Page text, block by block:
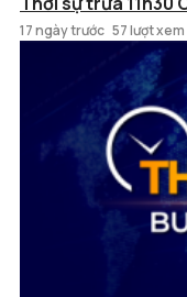
17 ngày trước 57 lượt xem